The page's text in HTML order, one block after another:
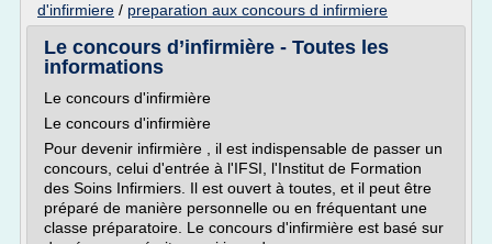
d'infirmiere / preparation aux concours d infirmiere
Le concours d’infirmière - Toutes les
informations
Le concours d'infirmière
Le concours d'infirmière
Pour devenir infirmière , il est indispensable de passer un
concours, celui d'entrée à l'IFSI, l'Institut de Formation
des Soins Infirmiers. Il est ouvert à toutes, et il peut être
préparé de manière personnelle ou en fréquentant une
classe préparatoire. Le concours d'infirmière est basé sur